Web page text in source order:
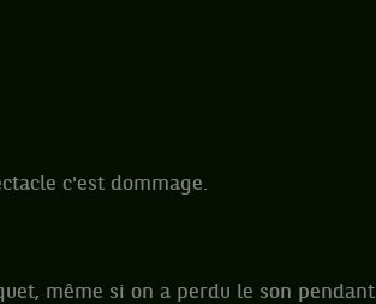
c'est dommage.
même si on a perdu le son pendant